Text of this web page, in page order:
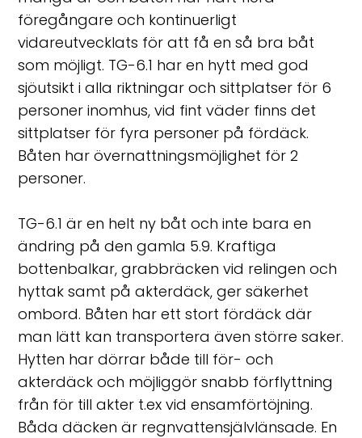
föregångare och kontinuerligt
vidareutvecklats för att få en så bra båt
som möjligt. TG-6.1 har en hytt med god
sjöutsikt i alla riktningar och sittplatser för 6
personer inomhus, vid fint väder finns det
sittplatser för fyra personer på fördäck.
Båten har övernattningsmöjlighet för 2
personer.
TG-6.1 är en helt ny båt och inte bara en
ändring på den gamla 5.9. Kraftiga
bottenbalkar, grabbräcken vid relingen och
hyttak samt på akterdäck, ger säkerhet
ombord. Båten har ett stort fördäck där
man lätt kan transportera även större saker.
Hytten har dörrar både till för- och
akterdäck och möjliggör snabb förflyttning
från för till akter t.ex vid ensamförtöjning.
Båda däcken är regnvattensjälvlänsade. En